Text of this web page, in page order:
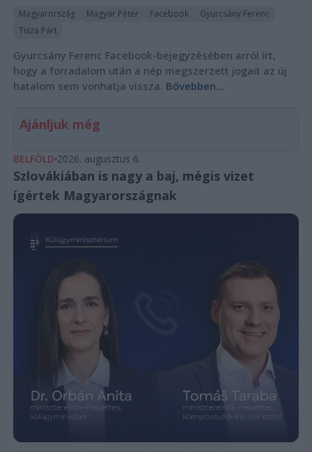
Magyarország Magyar Péter Facebook
Gyurcsány Ferenc
Tisza Párt
Gyurcsány Ferenc Facebook-bejegyzésében arról írt,
hogy a forradalom után a nép megszerzett jogait az új
hatalom sem vonhatja vissza. Bővebben...
Ajánljuk még
BELFÖLD 2026. augusztus 6.
Szlovákiában is nagy a baj, mégis vizet
ígértek Magyarországnak